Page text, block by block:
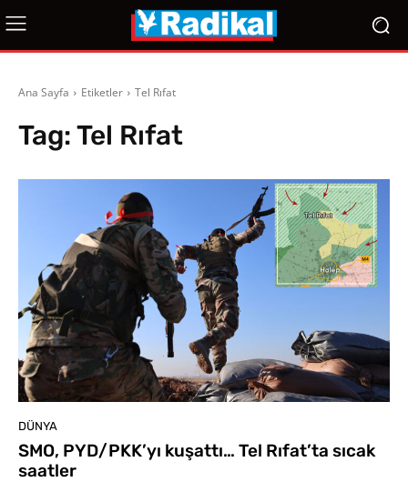
Ana Sayfa Etiketler Tel Rıfat
Tag:Tel Rıfat
DÜNYA
SMO, PYD/PKK’yı kuşattı… Tel Rıfat’ta sıcak
saatler